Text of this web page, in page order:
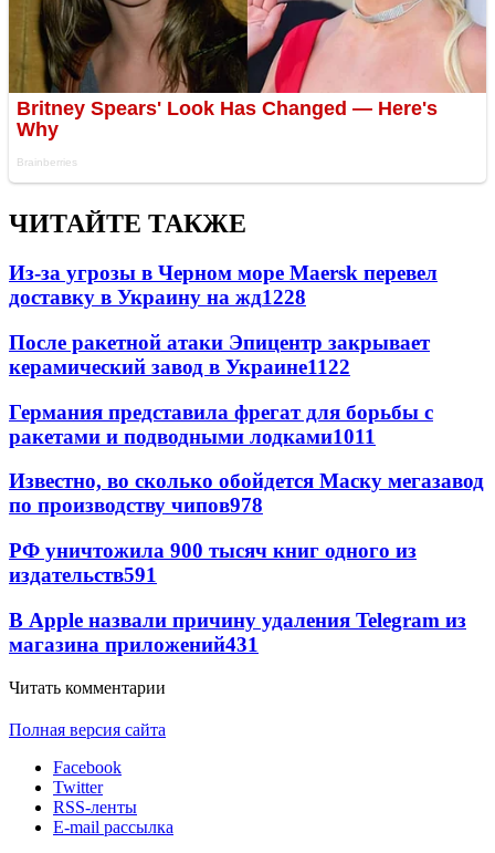
ЧИТАЙТЕ ТАКЖЕ
Из-за угрозы в Черном море Maersk перевел
доставку в Украину на жд1228
После ракетной атаки Эпицентр закрывает
керамический завод в Украине1122
Германия представила фрегат для борьбы с
ракетами и подводными лодками1011
Известно, во сколько обойдется Маску мегазавод
по производству чипов978
РФ уничтожила 900 тысяч книг одного из
издательств591
В Apple назвали причину удаления Telegram из
магазина приложений431
Читать комментарии
Полная версия сайта
Facebook
Twitter
RSS-ленты
E-mail рассылка